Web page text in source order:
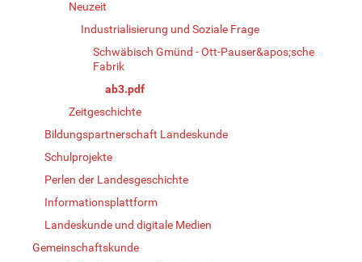
Neuzeit
Industrialisierung und Soziale Frage
Schwäbisch Gmünd - Ott-Pauser&apos;sche
Fabrik
ab3.pdf
Zeitgeschichte
Bildungspartnerschaft Landeskunde
Schulprojekte
Perlen der Landesgeschichte
Informationsplattform
Landeskunde und digitale Medien
Gemeinschaftskunde